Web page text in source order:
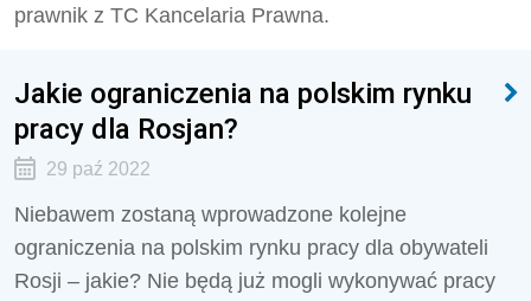
prawnik z TC Kancelaria Prawna.
Jakie ograniczenia na polskim rynku
pracy dla Rosjan?
29 paź 2022
Niebawem zostaną wprowadzone kolejne
ograniczenia na polskim rynku pracy dla obywateli
Rosji – jakie? Nie będą już mogli wykonywać pracy